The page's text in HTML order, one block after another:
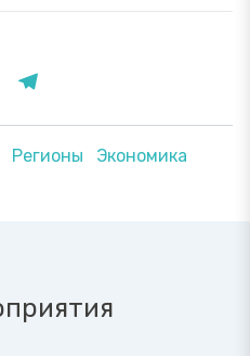
Регионы Экономика